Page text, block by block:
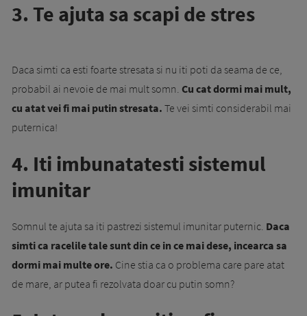
3. Te ajuta sa scapi de stres
Daca simti ca esti foarte stresata si nu iti poti da seama de ce,
probabil ai nevoie de mai mult somn. Cu cat dormi mai mult,
cu atat vei fi mai putin stresata. Te vei simti considerabil mai
puternica!
4. Iti imbunatatesti sistemul
imunitar
Somnul te ajuta sa iti pastrezi sistemul imunitar puternic. Daca
simti ca racelile tale sunt din ce in ce mai dese, incearca sa
dormi mai multe ore. Cine stia ca o problema care pare atat
de mare, ar putea fi rezolvata doar cu putin somn?